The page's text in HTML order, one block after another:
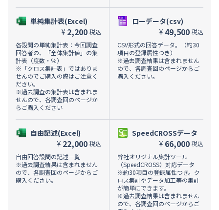
単純集計表(Excel)
¥ 2,200 税込
各設問の単純集計表：今回調査
回答者の、「全体集計値」の集
計表（度数・％）
※「クロス集計表」ではありま
せんのでご購入の際はご注意く
ださい。
※過去調査の集計表は含まれま
せんので、各調査回のページか
らご購入ください
自由記述(Excel)
¥ 22,000 税込
自由回答設問の記述一覧
※過去調査結果は含まれません
ので、各調査回のページからご
購入ください。
ローデータ(csv)
¥ 49,500 税込
CSV形式の回答データ。（約30
項目の登録属性つき）
※過去調査結果は含まれません
ので、各調査回のページからご
購入ください。
SpeedCROSSデータ
¥ 66,000 税込
弊社オリジナル集計ツール
（SpeedCROSS）対応データ
※約30項目の登録属性つき。ク
ロス集計やデータ加工等の集計
が簡単にできます。
※過去調査結果は含まれません
ので、各調査回のページからご